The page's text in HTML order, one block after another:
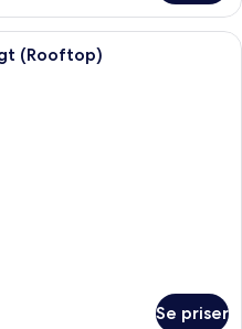
En træterrasse med liggestole og
(Rooftop)
Se priser